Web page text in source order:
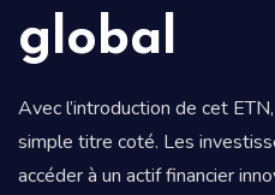
global
Avec l’introduction de cet
simple titre coté. Les
accéder à un actif financier